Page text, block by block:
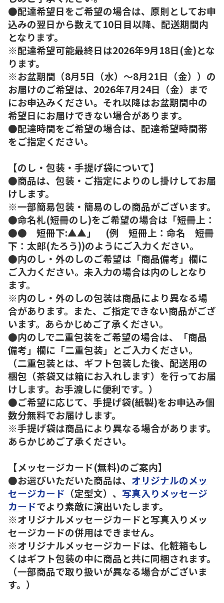
●配達希望日をご希望の場合は、原則としてお申
込みの翌日から数えて10日目以降、配送期間内
となります。
※配達希望可能最終日は2026年9月18日(金)とな
ります。
※お盆期間（8月5日（水）～8月21日（金））の
お届けのご希望は、2026年7月24日（金）まで
にお申込みください。それ以降はお盆期間中の
希望日にお届けできない場合があります。
●配達時間をご希望の場合は、配達希望時間帯
をご指定ください。
【のし・包装・手提げ袋について】
●商品は、包装・ご指定によりのし掛けしてお届
けします。
※一部簡易包装・簡易のしの商品がございます。
●命名札(短冊のし)をご希望の場合は「短冊上：
●● 短冊下:▲▲」 (例 短冊上：命名 短冊
下：太郎(たろう))のようにご入力ください。
●内のし・外のしのご希望は「商品備考」欄に
ご入力ください。未入力の場合は内のしとなり
ます。
※内のし・外のしの包装は商品により異なる場
合があります。また、ご指定できない商品がござ
います。あらかじめご了承ください。
●内のしで二重包装をご希望の場合は、「商品
備考」欄に「二重包装」とご入力ください。
（二重包装とは、ギフト包装した後、配送用の
梱包（茶袋又は箱にお入れします）を行ってお届
けします。お手渡しに便利です。）
●ご希望に応じて、手提げ袋(紙製)をお申込み個
数分無料でお届けします。
※手提げ袋は商品により異なる場合があります。
あらかじめご了承ください。
【メッセージカード(無料)のご案内】
●お選びいただいた商品は、 オリジナルのメッ
セージカード （定型文）、 写真入りメッセージ
カードでより素敵に演出いたします。
※オリジナルメッセージカードと写真入りメッ
セージカードの併用はできません。
※オリジナルメッセージカードは、化粧箱もし
くはギフト包装の中に商品と共に同梱されます。
（一部商品で取り扱いが異なる場合がございま
す。）